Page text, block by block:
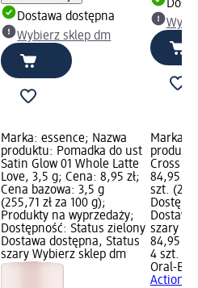
Dostawa dostępna
Wybierz sklep dm
Marka: essence; Nazwa
produktu: Pomadka do ust
Satin Glow 01 Whole Latte
Love, 3,5 g; Cena: 8,95 zł;
Cena bazowa: 3,5 g
(255,71 zł za 100 g);
Produkty na wyprzedaży;
Dostępność: Status zielony
Dostawa dostępna, Status
szary Wybierz sklep dm
Marka:
Cross
84,95
szt.
szary
84,95 zł
4 szt.
Oral-B
Action,